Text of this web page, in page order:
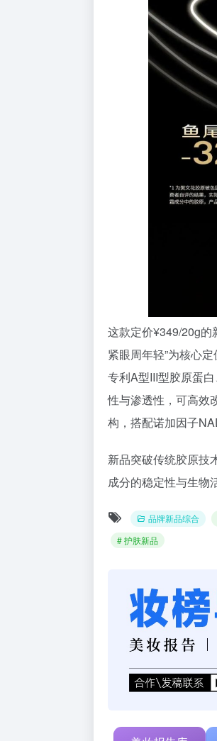
这款定价¥349/20g的
紧眼周年轻”为核心
专利A型III型胶原蛋
性与渗透性，可高效
构，搭配诺加因子
新品突破传统胶原技
成分的稳定性与生物
品牌新品综合
# 护肤新品